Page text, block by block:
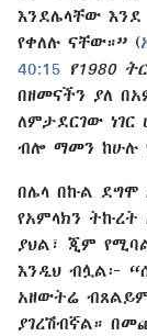
እንደሌላቸው እንደ
የቀለሉ ናቸው።” (
40:15
የ1980
በዘመናችን ያለ
ለምታደርገው
ብሎ ማመን ከሁሉ
በሌላ በኩል ደግሞ
የአምላክን
ያህል፣ ጂም
እንዲህ ብሏል፦
አዘውትሬ
ያገረሽብኛል።